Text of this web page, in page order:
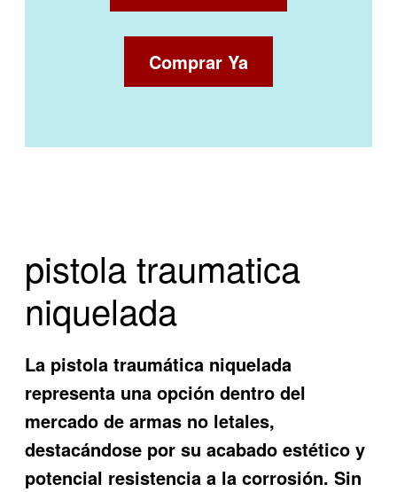
Comprar Ya
pistola traumatica
niquelada
La pistola traumática niquelada
representa una opción dentro del
mercado de armas no letales,
destacándose por su acabado estético y
potencial resistencia a la corrosión. Sin